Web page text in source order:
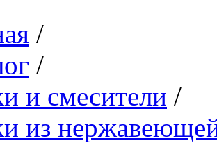
/
/
и смесители /
из